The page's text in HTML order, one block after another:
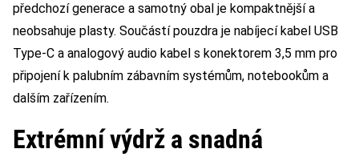
předchozí generace a samotný obal je kompaktnější a
neobsahuje plasty. Součástí pouzdra je nabíjecí kabel USB
Type-C a analogový audio kabel s konektorem 3,5 mm pro
připojení k palubním zábavním systémům, notebookům a
dalším zařízením.
Extrémní výdrž a snadná